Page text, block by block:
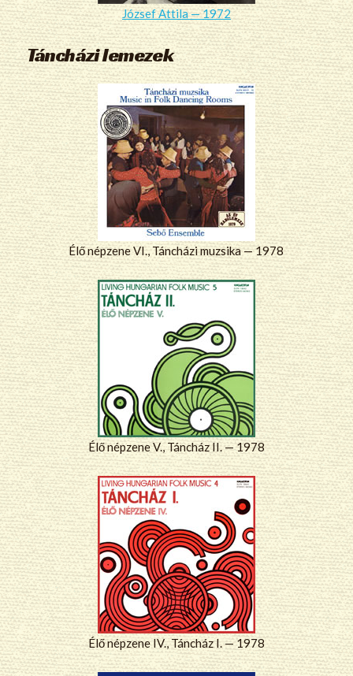
József Attila — 1972
Táncházi lemezek
Élő népzene VI., Táncházi muzsika — 1978
Élő népzene V., Táncház II. — 1978
Élő népzene IV., Táncház I. — 1978